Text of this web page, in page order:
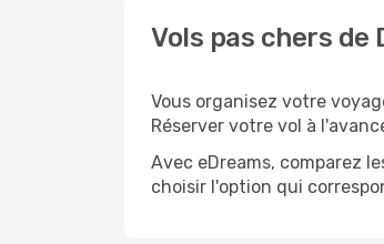
Vols pas chers de
Vous organisez votre
Réserver votre vol à
Avec eDreams, comparez
choisir l'option qui